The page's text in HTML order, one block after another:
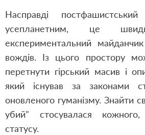
Насправді
усепланетним, це
експериментальний
вождів. Із цього простору
перетнути гірський масив і
який існував за законами
оновленого гуманізму. Знайти
убий" стосувалася
статусу.